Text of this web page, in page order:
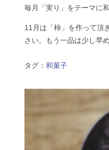
毎月「実り」をテーマに
11月は「柿」を作って頂
さい。もう一品は少し早
タグ： 和菓子